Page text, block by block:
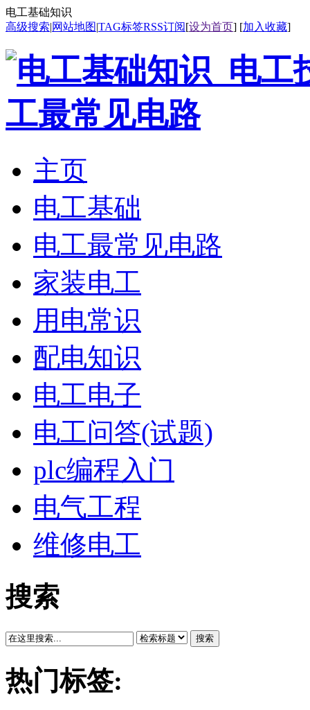
电工基础知识
高级搜索|网站地图|TAG标签RSS订阅[设为首页] [加入收藏]
主页
电工基础
电工最常见电路
家装电工
用电常识
配电知识
电工电子
电工问答(试题)
plc编程入门
电气工程
维修电工
搜索
搜索
热门标签: